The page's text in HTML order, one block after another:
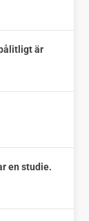
är
en studie.